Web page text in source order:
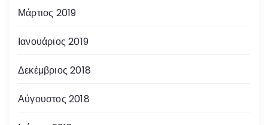
Μάρτιος 2019
Ιανουάριος 2019
Δεκέμβριος 2018
Αύγουστος 2018